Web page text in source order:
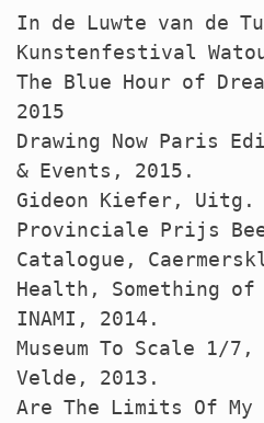
In de Luwte van de
Kunstenfestival
The Blue Hour of
2015
Drawing Now Paris
& Events, 2015.
Gideon Kiefer, Uitg.
Provinciale Prijs
Catalogue,
Health, Something of
INAMI , 2014.
Museum To Scale 1/7,
Velde, 2013.
Are The Limits Of My